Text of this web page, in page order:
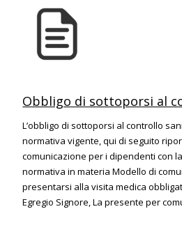
Obbligo di sottoporsi al
L’obbligo di sottoporsi al controllo
normativa vigente, qui di seguito
comunicazione per i dipendenti con
normativa in materia Modello di
presentarsi alla visita medica
Egregio Signore, La presente per